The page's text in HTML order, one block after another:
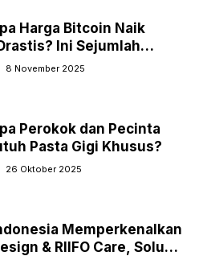
Harga Bitcoin Naik
Ini Sejumlah
8 November 2025
Perokok dan Pecinta
Pasta Gigi Khusus?
26 Oktober 2025
Memperkenalkan
& RIIFO Care, Solusi